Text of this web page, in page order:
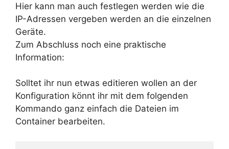
Hier kann man auch festlegen werden wie die
IP-Adressen vergeben werden an die einzelnen
Geräte.
Zum Abschluss noch eine praktische
Information:
Solltet ihr nun etwas editieren wollen an der
Konfiguration könnt ihr mit dem folgenden
Kommando ganz einfach die Dateien im
Container bearbeiten.